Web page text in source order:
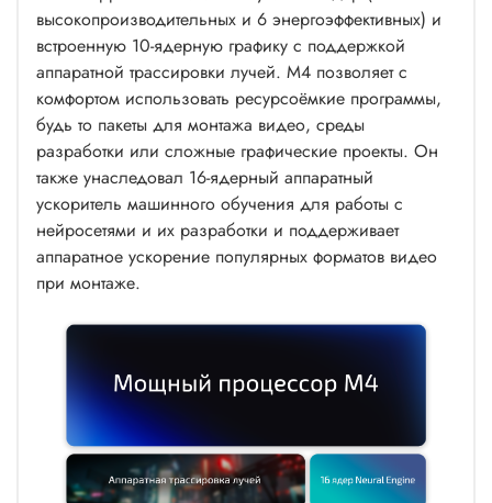
высокопроизводительных и 6 энергоэффективных) и
встроенную 10-ядерную графику с поддержкой
аппаратной трассировки лучей. M4 позволяет с
комфортом использовать ресурсоёмкие программы,
будь то пакеты для монтажа видео, среды
разработки или сложные графические проекты. Он
также унаследовал 16-ядерный аппаратный
ускоритель машинного обучения для работы с
нейросетями и их разработки и поддерживает
аппаратное ускорение популярных форматов видео
при монтаже.